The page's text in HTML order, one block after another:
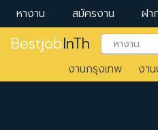
หางาน สมัครงาน ฝา
BestjobInTh
งานกรุงเทพ งา